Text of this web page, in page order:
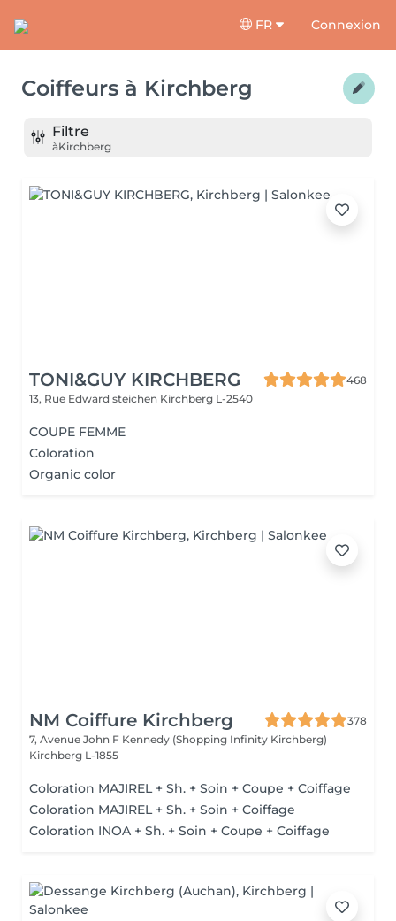
FR Connexion
Coiffeurs à Kirchberg
Filtre
àKirchberg
TONI&GUY KIRCHBERG
468
13, Rue Edward steichen Kirchberg L-2540
COUPE FEMME
Coloration
Organic color
NM Coiffure Kirchberg
378
7, Avenue John F Kennedy (Shopping Infinity Kirchberg)
Kirchberg L-1855
Coloration MAJIREL + Sh. + Soin + Coupe + Coiffage
Coloration MAJIREL + Sh. + Soin + Coiffage
Coloration INOA + Sh. + Soin + Coupe + Coiffage